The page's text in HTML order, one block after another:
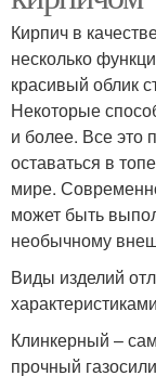
Кирпич в
несколько
красивый облик
Некоторые
и более. Все это
оставаться в
мире.
может быть
необычному
Виды изделий
Клинкерный –
прочный